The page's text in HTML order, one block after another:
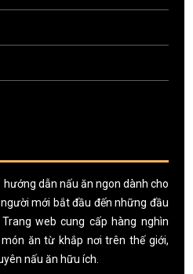
dẫn nấu ăn ngon dành cho
mới bắt đầu đến những đầu
web cung cấp hàng nghìn
ăn từ khắp nơi trên thế giới,
nấu ăn hữu ích.